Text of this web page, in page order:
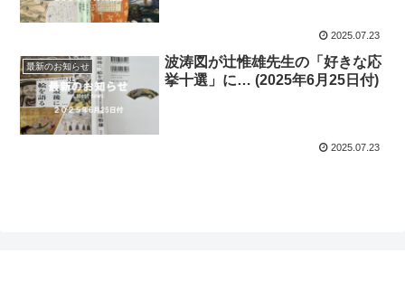
2025.07.23
最新のお知らせ
波涛図が辻惟雄先生の「好きな応
挙十選」に… (2025年6月25日付)
2025.07.23